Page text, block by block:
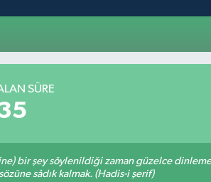
SÜRE
bir şey söylenildiği zaman güzelce
sâdık kalmak. (Hadis-i şerif)